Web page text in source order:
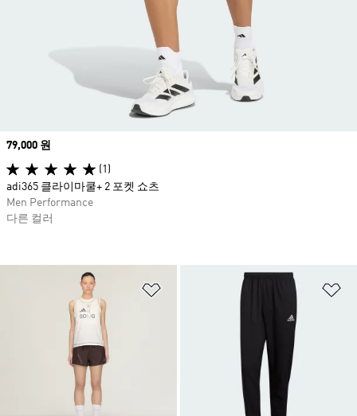
위시리스트 담기
Price
79,000 원
(1)
adi365 클라이마쿨+ 2 포켓 쇼츠
Men Performance
다른 컬러